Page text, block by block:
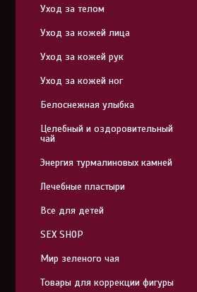
Уход за телом
Уход за кожей лица
Уход за кожей рук
Уход за кожей ног
Белоснежная улыбка
Целебный и оздоровительный
чай
Энергия турмалиновых камней
Лечебные пластыри
Все для детей
SEX SHOP
Мир зеленого чая
Товары для коррекции фигуры